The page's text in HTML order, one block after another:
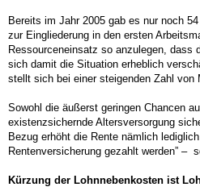
Bereits im Jahr 2005 gab es nur noch
zur Eingliederung in den ersten
Ressourceneinsatz so anzulegen, dass
sich damit die Situation erheblich
stellt sich bei einer steigenden Zahl von
Sowohl die äußerst geringen Chancen
existenzsichernde Altersversorgung
Bezug erhöht die Rente nämlich
Rentenversicherung gezahlt werden” –
Kürzung der Lohnnebenkosten ist